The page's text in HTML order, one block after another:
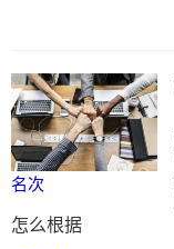
名次
怎么根据